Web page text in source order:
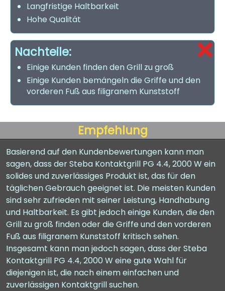
Langfristige Haltbarkeit
Hohe Qualität
Nachteile:
Einige Kunden finden den Grill zu groß
Einige Kunden bemängeln die Griffe und den
vorderen Fuß aus filigranem Kunststoff
Empfehlung
Basierend auf den Kundenbewertungen kann man
sagen, dass der Steba Kontaktgrill PG 4.4, 2000 W ein
solides und zuverlässiges Produkt ist, das für den
täglichen Gebrauch geeignet ist. Die meisten Kunden
sind sehr zufrieden mit seiner Leistung, Handhabung
und Haltbarkeit. Es gibt jedoch einige Kunden, die den
Grill zu groß finden oder die Griffe und den vorderen
Fuß aus filigranem Kunststoff kritisch sehen.
Insgesamt kann man jedoch sagen, dass der Steba
Kontaktgrill PG 4.4, 2000 W eine gute Wahl für
diejenigen ist, die nach einem einfachen und
zuverlässigen Kontaktgrill suchen.